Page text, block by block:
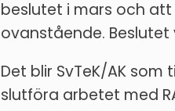
beslutet i mars och att
ovanstående. Beslutet
Det blir SvTeK/AK
slutföra arbetet med